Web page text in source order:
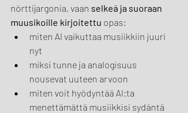
nörttijargonia, vaan selkeä ja suoraan
muusikoille kirjoitettu opas:
miten AI vaikuttaa musiikkiin juuri
nyt
miksi tunne ja analogisuus
nousevat uuteen arvoon
miten voit hyödyntää AI:ta
menettämättä musiikkisi sydäntä